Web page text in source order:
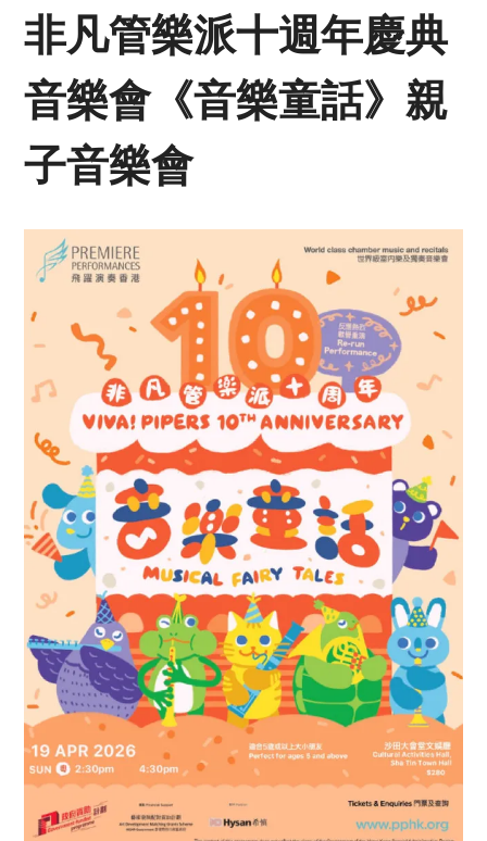
非凡管樂派十週年慶典
音樂會《音樂童話》親
子音樂會